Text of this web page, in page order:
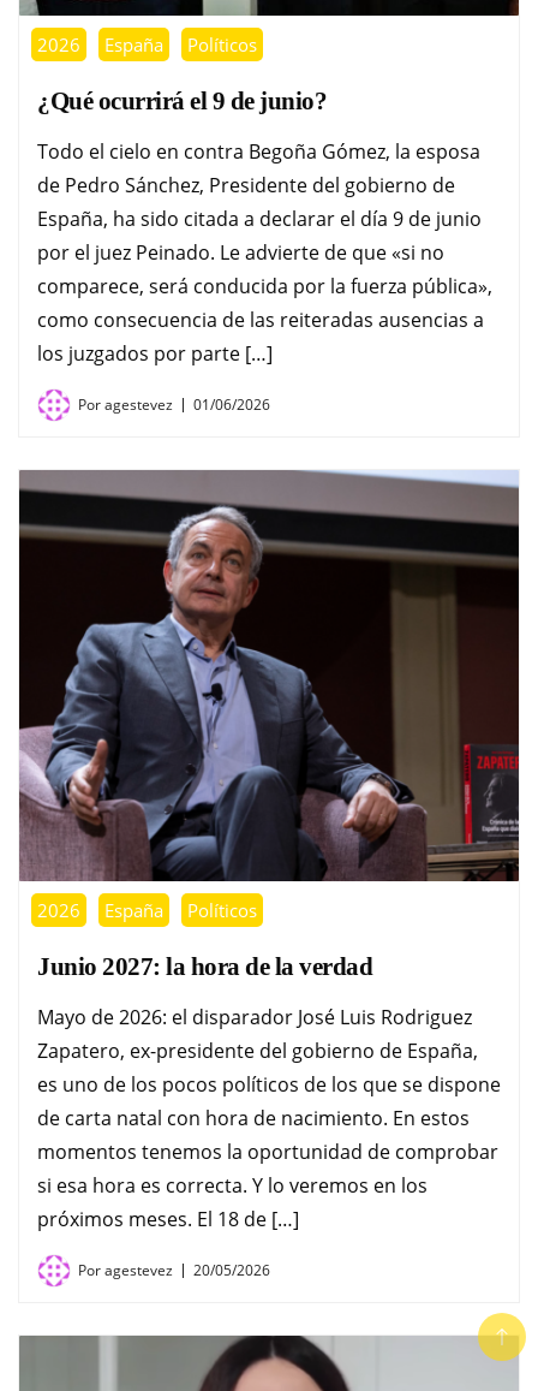
2026 España Políticos
¿Qué ocurrirá el 9 de junio?
Todo el cielo en contra Begoña Gómez, la esposa
de Pedro Sánchez, Presidente del gobierno de
España, ha sido citada a declarar el día 9 de junio
por el juez Peinado. Le advierte de que «si no
comparece, será conducida por la fuerza pública»,
como consecuencia de las reiteradas ausencias a
los juzgados por parte […]
Poragestevez 01/06/2026
2026 España Políticos
Junio 2027: la hora de la verdad
Mayo de 2026: el disparador José Luis Rodriguez
Zapatero, ex-presidente del gobierno de España,
es uno de los pocos políticos de los que se dispone
de carta natal con hora de nacimiento. En estos
momentos tenemos la oportunidad de comprobar
si esa hora es correcta. Y lo veremos en los
próximos meses. El 18 de […]
Poragestevez 20/05/2026